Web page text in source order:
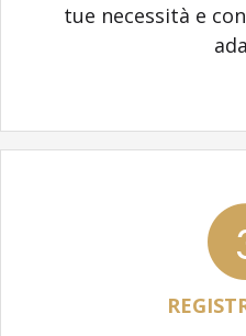
tue necessità e